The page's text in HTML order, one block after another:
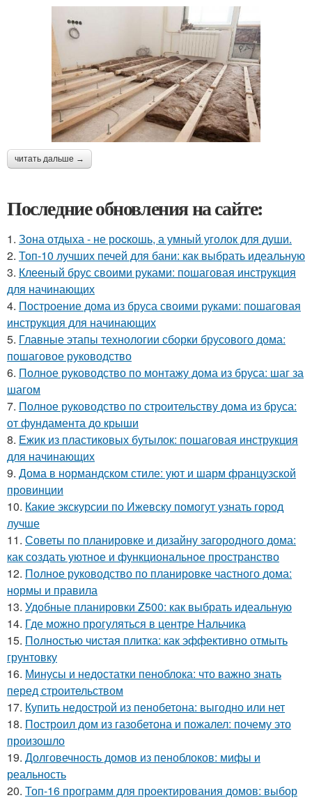
читать дальше →
Последние обновления на сайте:
1. Зона отдыха - не роcкошь, а умный уголок для души.
2. Топ-10 лучших печей для бани: как выбрать идеальную
3. Клееный брус своими руками: пошаговая инструкция
для начинающих
4. Построение дома из бруса своими руками: пошаговая
инструкция для начинающих
5. Главные этапы технологии сборки брусового дома:
пошаговое руководство
6. Полное руководство по монтажу дома из бруса: шаг за
шагом
7. Полное руководство по строительству дома из бруса:
от фундамента до крыши
8. Ежик из пластиковых бутылок: пошаговая инструкция
для начинающих
9. Дома в нормандском стиле: уют и шарм французской
провинции
10. Какие экскурсии по Ижевску помогут узнать город
лучше
11. Советы по планировке и дизайну загородного дома:
как создать уютное и функциональное пространство
12. Полное руководство по планировке частного дома:
нормы и правила
13. Удобные планировки Z500: как выбрать идеальную
14. Где можно прогуляться в центре Нальчика
15. Полностью чистая плитка: как эффективно отмыть
грунтовку
16. Минусы и недостатки пеноблока: что важно знать
перед строительством
17. Купить недострой из пенобетона: выгодно или нет
18. Построил дом из газобетона и пожалел: почему это
произошло
19. Долговечность домов из пеноблоков: мифы и
реальность
20. Топ-16 программ для проектирования домов: выбор